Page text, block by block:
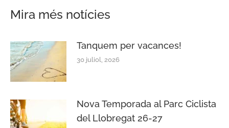
Mira més notícies
Tanquem per vacances!
30 juliol, 2026
Nova Temporada al Parc Ciclista
del Llobregat 26-27